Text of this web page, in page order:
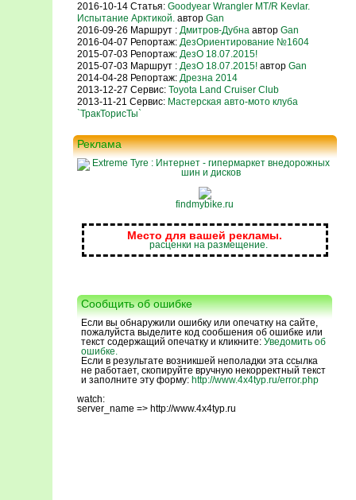
2016-10-14 Статья: Goodyear Wrangler MT/R Kevlar.
Испытание Арктикой.автор Gan
2016-09-26 Маршрут : Дмитров-Дубнаавтор Gan
2016-04-07 Репортаж: ДезОриентирование №1604
2015-07-03 Репортаж: ДезО 18.07.2015!
2015-07-03 Маршрут : ДезО 18.07.2015! автор Gan
2014-04-28 Репортаж: Дрезна 2014
2013-12-27 Сервис: Toyota Land Cruiser Club
2013-11-21 Сервис: Мастерская авто-мото клуба
`ТракТорисТы`
Реклама
findmybike.ru
Место для вашей рекламы.
расценки на размещение.
Сообщить об ошибке
Если вы обнаружили ошибку или опечатку на сайте,
пожалуйста выделите код сообшения об ошибке или
текст содержащий опечатку и кликните: Уведомить об
ошибке.
Если в результате возникшей неполадки эта ссылка
не работает, скопируйте вручную некорректный текст
и заполните эту форму: http://www.4x4typ.ru/error.php
watch:
server_name => http://www.4x4typ.ru